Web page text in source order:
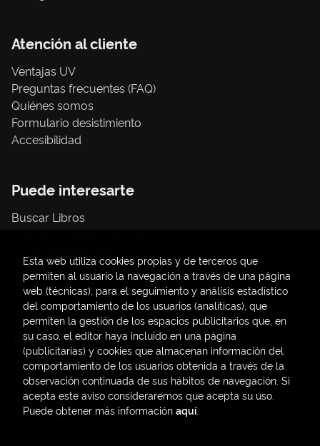
Atención al cliente
Ventajas UV
Preguntas frecuentes (FAQ)
Quiénes somos
Formulario desistimiento
Accesibilidad
Puede interesarte
Buscar Libros
Papelería / material oficina
Consumo Sostenible
Contacto
C/ Amadeo de Saboya, 4
(+34) 963828968
latendauv@fundacio.es
Formulario de contacto
Esta web utiliza cookies propias y de terceros que
permiten al usuario la navegación a través de una página
web (técnicas), para el seguimiento y análisis estadístico
del comportamiento de los usuarios (analíticas), que
permiten la gestión de los espacios publicitarios que, en
su caso, el editor haya incluido en una página
(publicitarias) y cookies que almacenan información del
comportamiento de los usuarios obtenida a través de la
observación continuada de sus hábitos de navegación. Si
acepta este aviso consideraremos que acepta su uso.
Puede obtener más información aquí.